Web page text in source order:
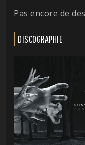
Pas encore de
DISCOGRAPHIE